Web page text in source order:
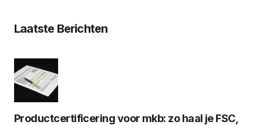
Laatste Berichten
Productcertificering voor mkb: zo haal je FSC,